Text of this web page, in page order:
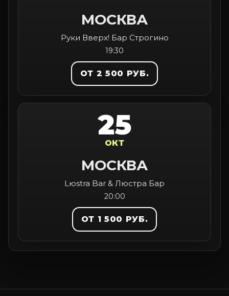
МОСКВА
Руки Вверх! Бар Строгино
19:30
ОТ 2 500 РУБ.
25
ОКТ
МОСКВА
Lюstra Bar & Люстра Бар
20:00
ОТ 1 500 РУБ.